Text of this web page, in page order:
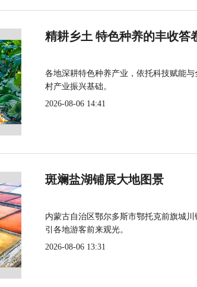
精耕乡土 特色种养的丰收答
各地深耕特色种养产业，依托科技赋能
村产业振兴基础。
2026-08-06 14:41
斑斓盐湖铺展大地图景
内蒙古自治区鄂尔多斯市鄂托克前旗城
引各地游客前来观光。
2026-08-06 13:31